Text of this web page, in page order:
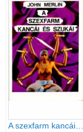
A szexfarm kancái és szukái